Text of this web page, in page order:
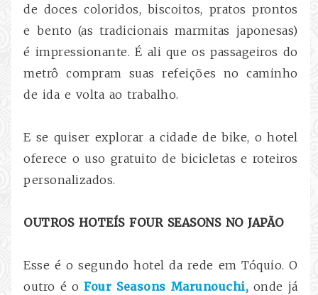
de doces coloridos, biscoitos, pratos prontos
e bento (as tradicionais marmitas japonesas)
é impressionante. É ali que os passageiros do
metrô compram suas refeições no caminho
de ida e volta ao trabalho.
E se quiser explorar a cidade de bike, o hotel
oferece o uso gratuito de bicicletas e roteiros
personalizados.
OUTROS HOTEÍS FOUR SEASONS NO JAPÃO
Esse é o segundo hotel da rede em Tóquio. O
outro é oFour Seasons Marunouchi, onde já